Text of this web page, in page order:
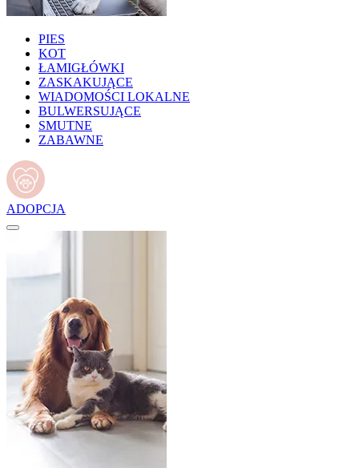
PIES
KOT
ŁAMIGŁÓWKI
ZASKAKUJĄCE
WIADOMOŚCI LOKALNE
BULWERSUJĄCE
SMUTNE
ZABAWNE
ADOPCJA